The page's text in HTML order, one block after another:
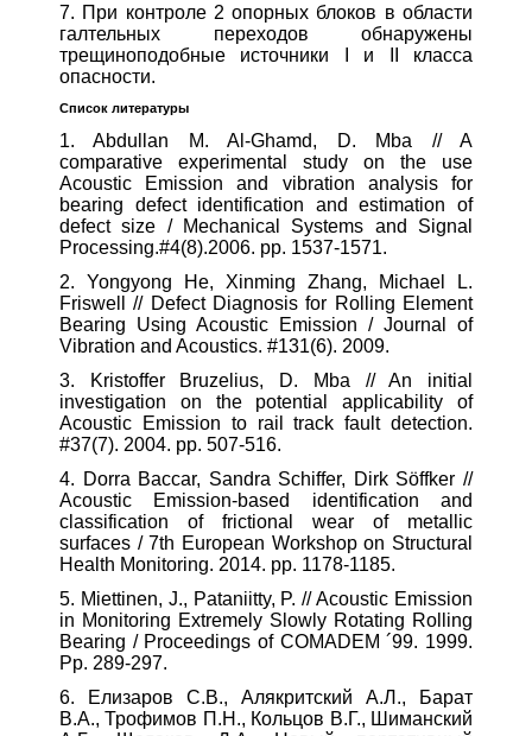
7. При контроле 2 опорных блоков в области
галтельных переходов обнаружены
трещиноподобные источники I и II класса
опасности.
Список литературы
1. Abdullan M. Al-Ghamd, D. Mba // A
comparative experimental study on the use
Acoustic Emission and vibration analysis for
bearing defect identification and estimation of
defect size / Mechanical Systems and Signal
Processing.#4(8).2006. pp. 1537-1571.
2. Yongyong He, Xinming Zhang, Michael L.
Friswell // Defect Diagnosis for Rolling Element
Bearing Using Acoustic Emission / Journal of
Vibration and Acoustics. #131(6). 2009.
3. Kristoffer Bruzelius, D. Mba // An initial
investigation on the potential applicability of
Acoustic Emission to rail track fault detection.
#37(7). 2004. pp. 507-516.
4. Dorra Baccar, Sandra Schiffer, Dirk Söffker //
Acoustic Emission-based identification and
classification of frictional wear of metallic
surfaces / 7th European Workshop on Structural
Health Monitoring. 2014. pp. 1178-1185.
5. Miettinen, J., Pataniitty, P. // Acoustic Emission
in Monitoring Extremely Slowly Rotating Rolling
Bearing / Proceedings of COMADEM ´99. 1999.
Pp. 289-297.
6. Елизаров С.В., Алякритский А.Л., Барат
В.А., Трофимов П.Н., Кольцов В.Г., Шиманский